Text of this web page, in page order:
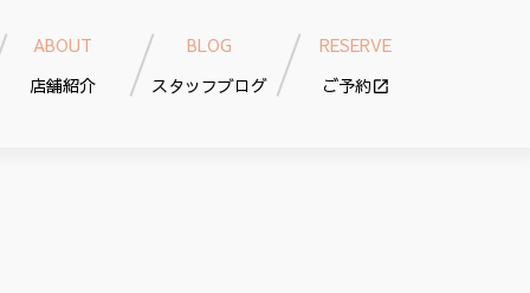
ABOUT
店舗紹介
BLOG
スタッフブログ
RESERVE
ご予約